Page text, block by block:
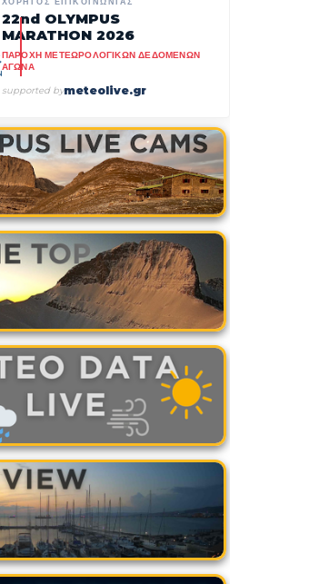
22nd OLYMPUS
MARATHON 2026
ΠΑΡΟΧΗ ΜΕΤΕΩΡΟΛΟΓΙΚΩΝ ΔΕΔΟΜΕΝΩΝ
ΑΓΩΝΑ
supported bymeteolive.gr